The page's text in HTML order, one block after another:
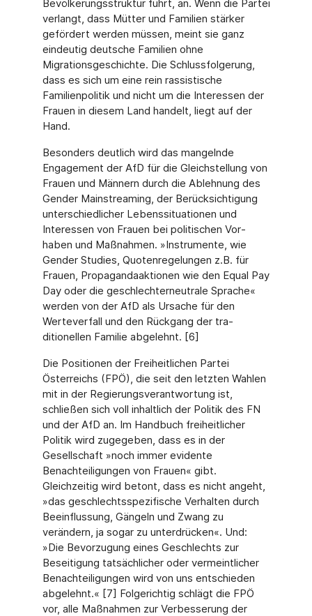
Bevölkerungsstruktur führt, an. Wenn die Partei
verlangt, dass Mütter und Familien stärker
gefördert werden müssen, meint sie ganz
eindeutig deut­sche Familien ohne
Migrationsgeschichte. Die Schlussfolgerung,
dass es sich um eine rein rassistische
Familienpolitik und nicht um die Interessen der
Frauen in diesem Land han­delt, liegt auf der
Hand.
Besonders deutlich wird das mangelnde
Engagement der AfD für die Gleichstellung von
Frauen und Männern durch die Ablehnung des
Gender Mainstreaming, der Berücksichti­gung
unterschiedlicher Lebenssituationen und
Interessen von Frauen bei politischen Vor­
haben und Maßnahmen. »Instrumente, wie
Gender Studies, Quotenregelungen z.B. für
Frauen, Propagandaaktionen wie den Equal Pay
Day oder die geschlechterneutrale Sprache«
werden von der AfD als Ursache für den
Werteverfall und den Rückgang der tra­
ditionellen Familie abgelehnt. [6]
Die Positionen der Freiheitlichen Partei
Österreichs (FPÖ), die seit den letzten Wahlen
mit in der Regierungsverantwortung ist,
schließen sich voll inhaltlich der Politik des FN
und der AfD an. Im Handbuch freiheitlicher
Politik wird zugegeben, dass es in der
Gesellschaft »noch immer evidente
Benachteiligungen von Frauen« gibt.
Gleichzeitig wird betont, dass es nicht angeht,
»das geschlechtsspezifische Verhalten durch
Beeinflussung, Gängeln und Zwang zu
verändern, ja sogar zu unterdrücken«. Und:
»Die Bevorzugung eines Geschlechts zur
Beseitigung tatsächlicher oder vermeintlicher
Benachteiligungen wird von uns ent­schieden
abgelehnt.« [7] Folgerichtig schlägt die FPÖ
vor, alle Maßnahmen zur Verbesserung der